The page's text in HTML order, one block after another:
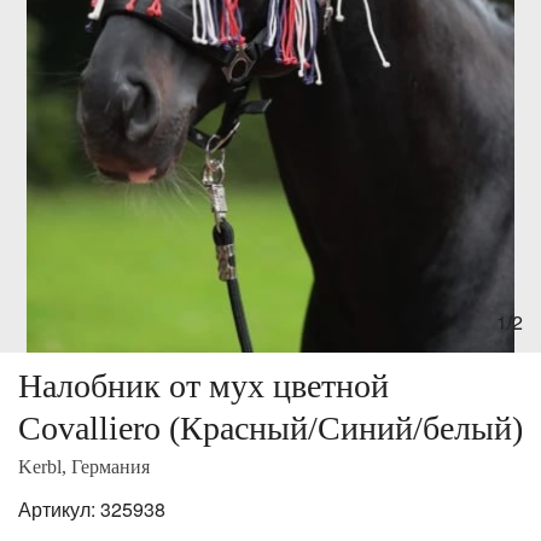
1/2
Налобник от мух цветной
Covalliero (Красный/Синий/белый)
Kerbl, Германия
Артикул: 325938